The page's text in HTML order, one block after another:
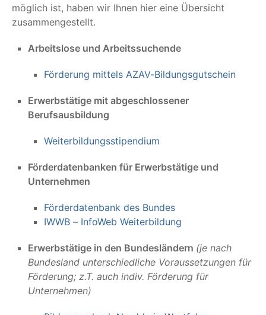
möglich ist, haben wir Ihnen hier eine Übersicht
zusammengestellt.
Arbeitslose und Arbeitssuchende
Förderung mittels AZAV-Bildungsgutschein
Erwerbstätige mit abgeschlossener
Berufsausbildung
Weiterbildungsstipendium
Förderdatenbanken für Erwerbstätige und
Unternehmen
Förderdatenbank des Bundes
IWWB – InfoWeb Weiterbildung
Erwerbstätige in den Bundesländern (je nach
Bundesland unterschiedliche Voraussetzungen für
Förderung; z.T. auch indiv. Förderung für
Unternehmen)